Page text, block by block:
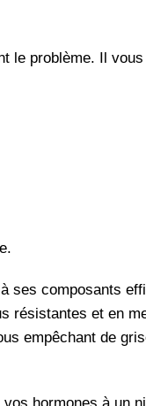
le problème. Il
ses composants
résistantes et en
empêchant de